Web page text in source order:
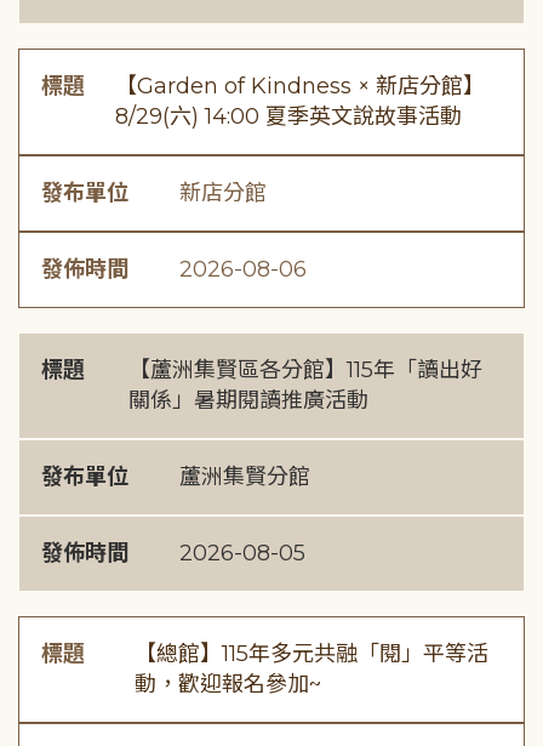
標題
【Garden of Kindness × 新店分館】
8/29(六) 14:00 夏季英文說故事活動
發布單位 新店分館
發佈時間 2026-08-06
標題
【蘆洲集賢區各分館】115年「讀出好
關係」暑期閱讀推廣活動
發布單位 蘆洲集賢分館
發佈時間 2026-08-05
標題
【總館】115年多元共融「閱」平等活
動，歡迎報名參加~